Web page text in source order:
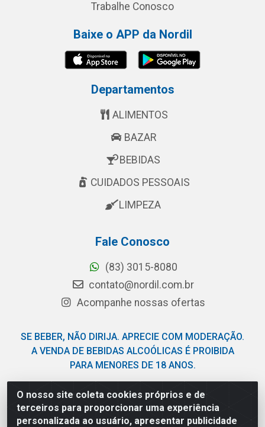
O nosso site coleta cookies próprios e de
terceiros para proporcionar uma experiência
personalizada ao usuário, apresentar publicidade
Trabalhe Conosco
Baixe o APP da Nordil
Departamentos
ALIMENTOS
BAZAR
BEBIDAS
CUIDADOS PESSOAIS
LIMPEZA
Fale Conosco
(83) 3015-8080
contato@nordil.com.br
Acompanhe nossas ofertas
SE BEBER, NÃO DIRIJA. APRECIE COM MODERAÇÃO.
A VENDA DE BEBIDAS ALCOÓLICAS É PROIBIDA
PARA MENORES DE 18 ANOS.
Nordil Distribuidora - Avenida Liberdade, 2738, Bloco F -
Sesi - Bayeux/PB - CEP 58.111-400 - CNPJ